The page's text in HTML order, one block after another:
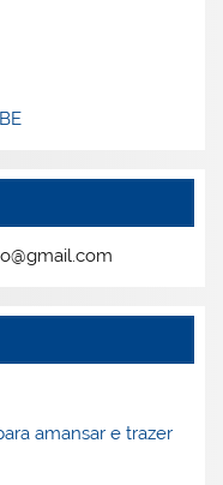
amansar e trazer